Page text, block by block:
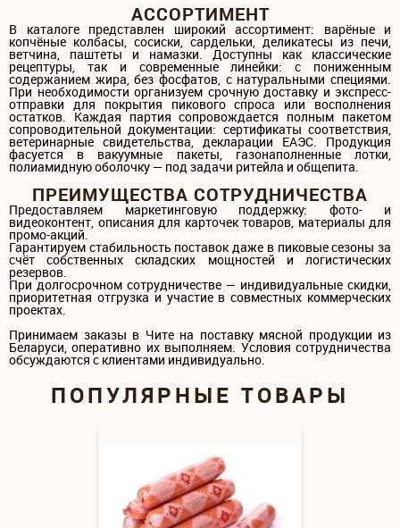
АССОРТИМЕНТ
В каталоге представлен широкий ассортимент: варёные и
копчёные колбасы, сосиски, сардельки, деликатесы из печи,
ветчина, паштеты и намазки. Доступны как классические
рецептуры, так и современные линейки: с пониженным
содержанием жира, без фосфатов, с натуральными специями.
При необходимости организуем срочную доставку и экспресс-
отправки для покрытия пикового спроса или восполнения
остатков. Каждая партия сопровождается полным пакетом
сопроводительной документации: сертификаты соответствия,
ветеринарные свидетельства, декларации ЕАЭС. Продукция
фасуется в вакуумные пакеты, газонаполненные лотки,
полиамидную оболочку — под задачи ритейла и общепита.
ПРЕИМУЩЕСТВА СОТРУДНИЧЕСТВА
Предоставляем маркетинговую поддержку: фото- и
видеоконтент, описания для карточек товаров, материалы для
промо-акций.
Гарантируем стабильность поставок даже в пиковые сезоны за
счёт собственных складских мощностей и логистических
резервов.
При долгосрочном сотрудничестве — индивидуальные скидки,
приоритетная отгрузка и участие в совместных коммерческих
проектах.
Принимаем заказы в Чите на поставку мясной продукции из
Беларуси, оперативно их выполняем. Условия сотрудничества
обсуждаются с клиентами индивидуально.
ПОПУЛЯРНЫЕ ТОВАРЫ